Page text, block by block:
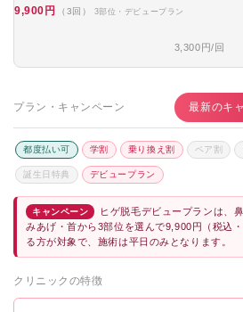
9,900円 （3回） 3部位・デビュープラン
3,300円/回
プラン・キャンペーン 最新のキ
都度払い可 学割 乗り換え割 ペア割
誕生日特典 デビュープラン
キャンペーン
ヒゲ脱毛デビュープランは、
みあげ・首から3部位を選んで9,900円（税込
る方が対象で、施術は平日のみとなります。
クリニックの特徴